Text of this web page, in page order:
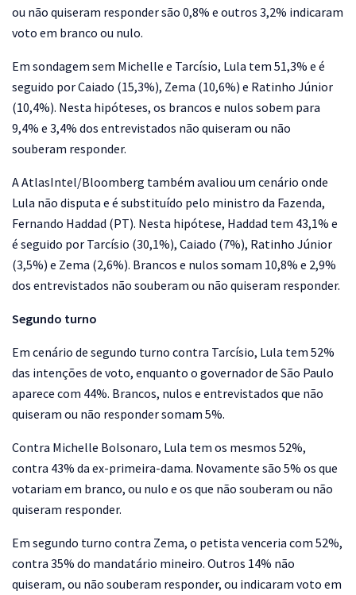
ou não quiseram responder são 0,8% e outros 3,2% indicaram
voto em branco ou nulo.
Em sondagem sem Michelle e Tarcísio, Lula tem 51,3% e é
seguido por Caiado (15,3%), Zema (10,6%) e Ratinho Júnior
(10,4%). Nesta hipóteses, os brancos e nulos sobem para
9,4% e 3,4% dos entrevistados não quiseram ou não
souberam responder.
A AtlasIntel/Bloomberg também avaliou um cenário onde
Lula não disputa e é substituído pelo ministro da Fazenda,
Fernando Haddad (PT). Nesta hipótese, Haddad tem 43,1% e
é seguido por Tarcísio (30,1%), Caiado (7%), Ratinho Júnior
(3,5%) e Zema (2,6%). Brancos e nulos somam 10,8% e 2,9%
dos entrevistados não souberam ou não quiseram responder.
Segundo turno
Em cenário de segundo turno contra Tarcísio, Lula tem 52%
das intenções de voto, enquanto o governador de São Paulo
aparece com 44%. Brancos, nulos e entrevistados que não
quiseram ou não responder somam 5%.
Contra Michelle Bolsonaro, Lula tem os mesmos 52%,
contra 43% da ex-primeira-dama. Novamente são 5% os que
votariam em branco, ou nulo e os que não souberam ou não
quiseram responder.
Em segundo turno contra Zema, o petista venceria com 52%,
contra 35% do mandatário mineiro. Outros 14% não
quiseram, ou não souberam responder, ou indicaram voto em